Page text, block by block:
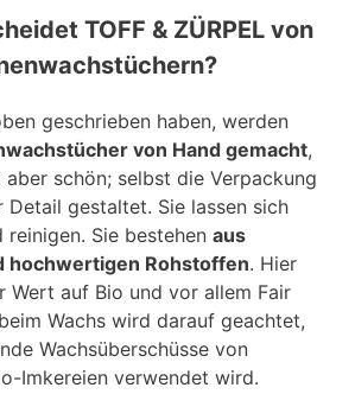
TOFF & ZÜRPEL von
geschrieben haben, werden
von Hand gemacht,
schön; selbst die Verpackung
Detail gestaltet. Sie lassen sich
Sie bestehen aus
hochwertigen Rohstoffen. Hier
Wert auf Bio und vor allem Fair
Wachs wird darauf geachtet,
Wachsüberschüsse von
Imkereien verwendet wird.